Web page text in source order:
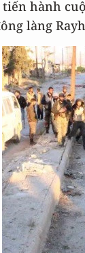
hành
làng